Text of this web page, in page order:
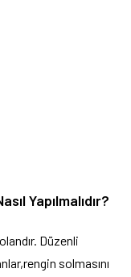
Yapılmalıdır?
Düzenli
solmasını